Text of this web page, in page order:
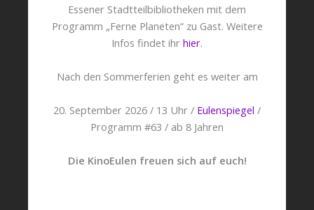
Essener Stadtteilbibliotheken mit dem
Programm „Ferne Planeten“ zu Gast. Weitere
Infos findet ihr hier.
Nach den Sommerferien geht es weiter am
20. September 2026 / 13 Uhr / Eulenspiegel /
Programm #63 / ab 8 Jahren
Die KinoEulen freuen sich auf euch!